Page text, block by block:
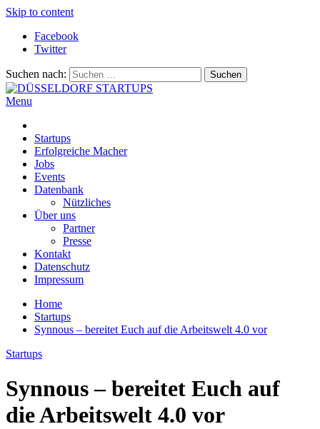
Skip to content
Facebook
Twitter
Suchen nach:
ganzen Rheinland
Menu
Startups
Erfolgreiche Macher
Jobs
Events
Datenbank
Nützliches
Über uns
Partner
Presse
Kontakt
Datenschutz
Impressum
Home
Startups
Synnous – bereitet Euch auf die Arbeitswelt 4.0 vor
Startups
Synnous – bereitet Euch auf
die Arbeitswelt 4.0 vor